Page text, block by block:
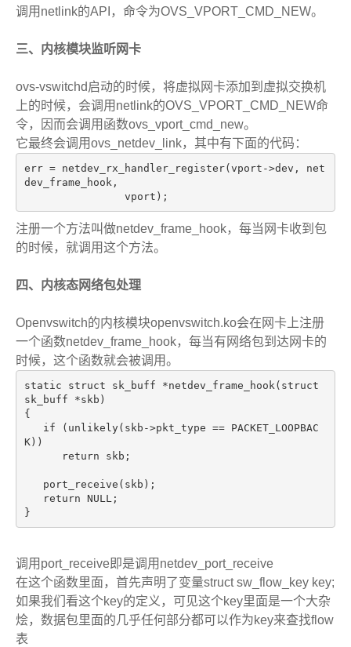
调用netlink的API，命令为OVS_VPORT_CMD_NEW。
三、内核模块监听网卡
ovs-vswitchd启动的时候，将虚拟网卡添加到虚拟交换机
上的时候，会调用netlink的OVS_VPORT_CMD_NEW命
令，因而会调用函数ovs_vport_cmd_new。
它最终会调用ovs_netdev_link，其中有下面的代码：
err = netdev_rx_handler_register(vport->dev, net
dev_frame_hook,
                vport);
注册一个方法叫做netdev_frame_hook，每当网卡收到包
的时候，就调用这个方法。
四、内核态网络包处理
Openvswitch的内核模块openvswitch.ko会在网卡上注册
一个函数netdev_frame_hook，每当有网络包到达网卡的
时候，这个函数就会被调用。
static struct sk_buff *netdev_frame_hook(struct
sk_buff *skb)
{
K))
      return skb;
   port_receive(skb);
   return NULL;
}
调用port_receive即是调用netdev_port_receive
在这个函数里面，首先声明了变量struct sw_flow_key key;
如果我们看这个key的定义，可见这个key里面是一个大杂
烩，数据包里面的几乎任何部分都可以作为key来查找flow
表